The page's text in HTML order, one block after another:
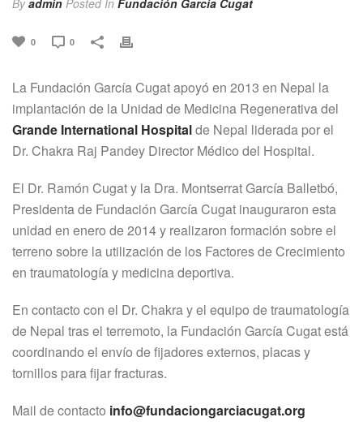
Byadmin Posted In Fundación García Cugat
0 0
La Fundación García Cugat apoyó en 2013 en Nepal la
implantación de la Unidad de Medicina Regenerativa del
Grande International Hospitalde Nepal liderada por el
Dr. Chakra Raj Pandey Director Médico del Hospital.
El Dr. Ramón Cugat y la Dra. Montserrat García Balletbó,
Presidenta de Fundación García Cugat inauguraron esta
unidad en enero de 2014 y realizaron formación sobre el
terreno sobre la utilización de los Factores de Crecimiento
en traumatología y medicina deportiva.
En contacto con el Dr. Chakra y el equipo de traumatología
de Nepal tras el terremoto, la Fundación García Cugat está
coordinando el envío de fijadores externos, placas y
tornillos para fijar fracturas.
Mail de contacto info@fundaciongarciacugat.org